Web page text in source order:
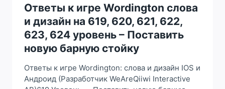
ДИЗАЙН
НА
679,
680,
681,
682,
684,
685,
686,
Ответы к игре Wordington слова
и дизайн на 619, 620, 621, 622,
623, 624 уровень – Поставить
новую барную стойку
Ответы к игре Wordington: слова и дизайн IOS и
Андроид (Разработчик WeAreQiiwi Interactive